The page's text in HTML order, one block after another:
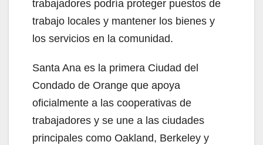
trabajadores podría proteger puestos de
trabajo locales y mantener los bienes y
los servicios en la comunidad.
Santa Ana es la primera Ciudad del
Condado de Orange que apoya
oficialmente a las cooperativas de
trabajadores y se une a las ciudades
principales como Oakland, Berkeley y